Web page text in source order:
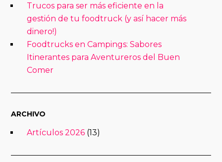
Trucos para ser más eficiente en la
gestión de tu foodtruck (y así hacer más
dinero!)
Foodtrucks en Campings: Sabores
Itinerantes para Aventureros del Buen
Comer
ARCHIVO
Artículos 2026 (13)